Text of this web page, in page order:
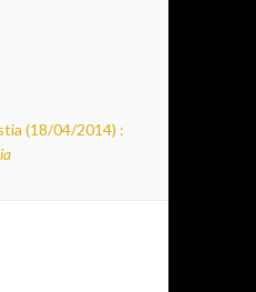
(18/04/2014) :